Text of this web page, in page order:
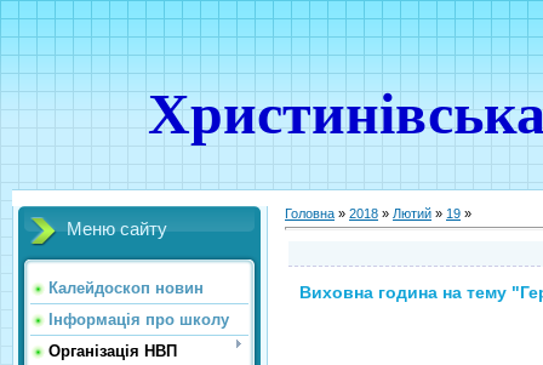
Меню сайту
Калейдоскоп новин
Інформація про школу
Організація НВП
Головна » 2018 » Лютий » 19 »
Виховна година на тему